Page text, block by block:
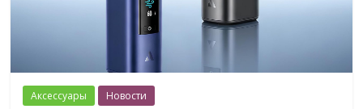
Аксессуары Новости